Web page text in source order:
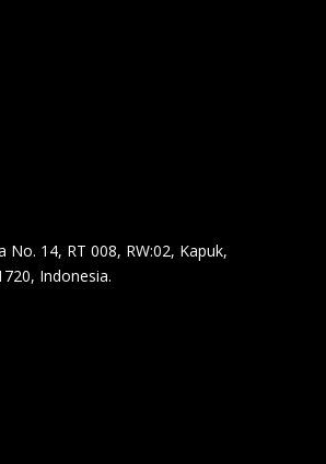
No. 14, RT 008, RW:02, Kapuk,
Indonesia.